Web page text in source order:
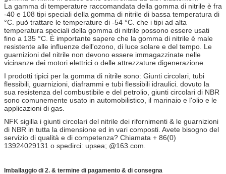
La gamma di temperature raccomandata della gomma di nitrile è fra
-40 e 108 tipi speciali della gomma di nitrile di bassa temperatura di
°C. può trattare le temperature di -54 °C. che i tipi ad alta
temperatura speciali della gomma di nitrile possono essere usati
fino a 135 °C. È importante sapere che la gomma di nitrile è male
resistente alle influenze dell'ozono, di luce solare e del tempo. Le
guarnizioni del nitrile non devono essere immagazzinate nelle
vicinanze dei motori elettrici o delle attrezzature digenerazione.
I prodotti tipici per la gomma di nitrile sono: Giunti circolari, tubi
flessibili, guarnizioni, diaframmi e tubi flessibili idraulici. dovuto la
sua resistenza del combustibile e del petrolio, giunti circolari di NBR
sono comunemente usato in automobilistico, il marinaio e l'olio e le
applicazioni di gas.
NFK sigilla i giunti circolari del nitrile dei rifornimenti & le guarnizioni
di NBR in tutta la dimensione ed in vari composti. Avete bisogno del
servizio di qualità e di competenza? Chiamata + 86(0)
13924029131 o spedirci: upsea; @163.com.
Imballaggio di 2. & termine di pagamento & di consegna